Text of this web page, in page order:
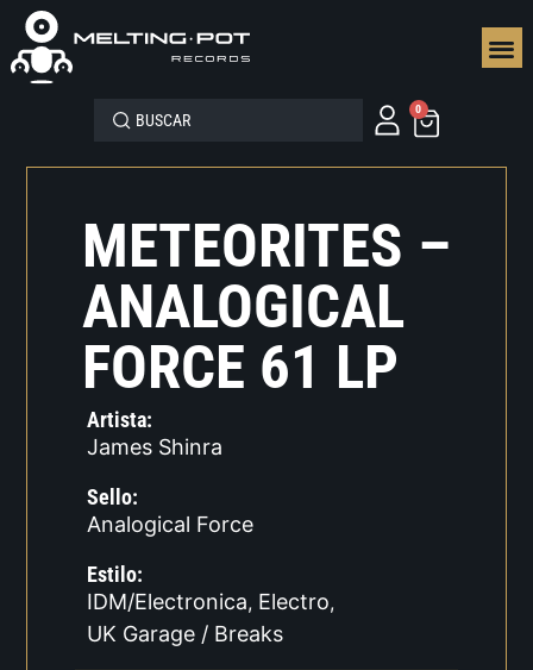
0
METEORITES –
ANALOGICAL
FORCE 61 LP
Artista:
James Shinra
Sello:
Analogical Force
Estilo:
IDM/Electronica, Electro,
UK Garage / Breaks